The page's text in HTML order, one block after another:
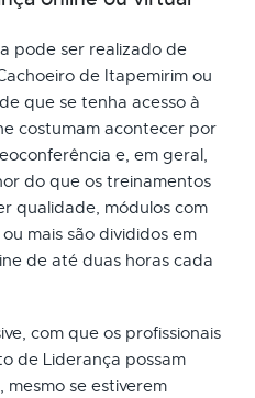
pode ser realizado de
de Itapemirim ou
que se tenha acesso à
costumam acontecer por
e, em geral,
do que os treinamentos
qualidade, módulos com
mais são divididos em
de até duas horas cada
com que os profissionais
de Liderança possam
mesmo se estiverem